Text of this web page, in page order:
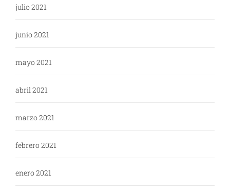
julio 2021
junio 2021
mayo 2021
abril 2021
marzo 2021
febrero 2021
enero 2021